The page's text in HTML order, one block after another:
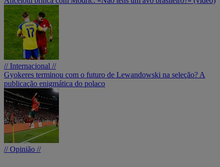
// Internacional //
Gyokeres terminou com o futuro de Lewandowski na seleção? A
publicação enigmática do polaco
// Opinião //